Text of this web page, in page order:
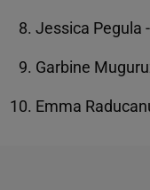
Jessica Pegula
Garbine
Emma